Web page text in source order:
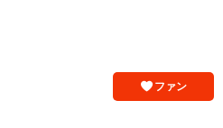
ファン